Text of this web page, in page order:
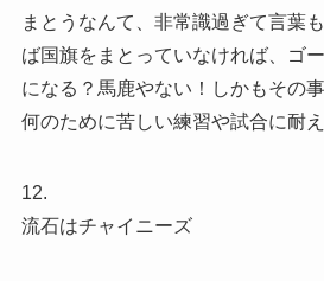
まとうなんて、非常識過ぎて言葉
ば国旗をまとっていなければ、ゴ
になる？馬鹿やない！しかもその
何のために苦しい練習や試合に耐
12.
流石はチャイニーズ